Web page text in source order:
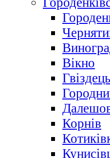
Вікно
Гвіздець
Корнів